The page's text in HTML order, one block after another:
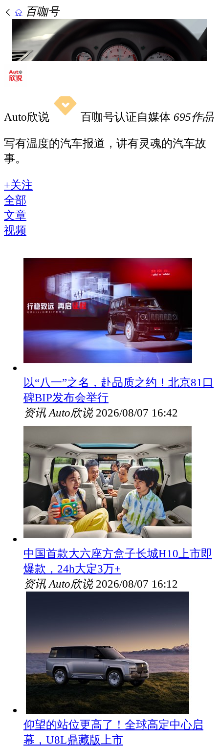
百咖号
Auto欣说 百咖号认证自媒体 695作品
写有温度的汽车报道，讲有灵魂的汽车故
事。
+关注
全部
文章
视频
以“八一”之名，赴品质之约！北京81口
碑BIP发布会举行
资讯 Auto欣说 2026/08/07 16:42
中国首款大六座方盒子长城H10上市即
爆款，24h大定3万+
资讯 Auto欣说 2026/08/07 16:12
仰望的站位更高了！全球高定中心启
幕，U8L鼎藏版上市